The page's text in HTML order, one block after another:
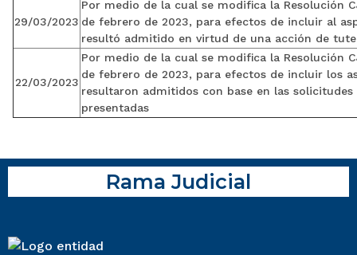
29/03/2023
Por medio de la cual se modifica la Resolución
de febrero de 2023, para efectos de incluir al
resultó admitido en virtud de una acción de
22/03/2023
Por medio de la cual se modifica la Resolución
de febrero de 2023, para efectos de incluir los
resultaron admitidos con base en las solicitudes
presentadas
Rama Judicial